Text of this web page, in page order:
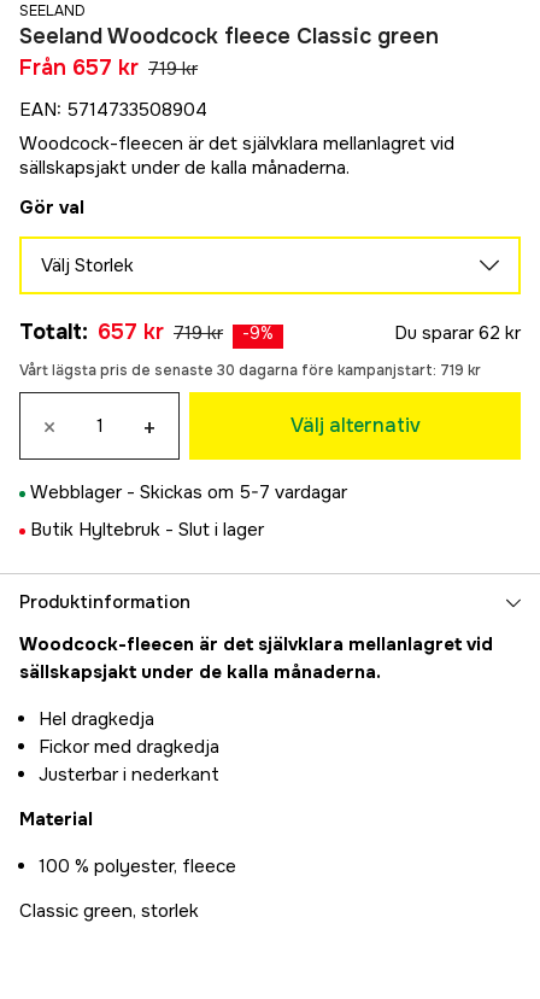
SEELAND
Seeland Woodcock fleece Classic green
Från 657 kr 719 kr
EAN: 5714733508904
Woodcock-fleecen är det självklara mellanlagret vid
sällskapsjakt under de kalla månaderna.
Gör val
Välj Storlek
719 kr
Slutsåld
L
719 kr
Slutsåld
XL
657 kr
3XL
Totalt: 657 kr 719 kr -9% Du sparar 62 kr
Vårt lägsta pris de senaste 30 dagarna före kampanjstart: 719 kr
× + Välj alternativ
Webblager - Skickas om 5-7 vardagar
Butik Hyltebruk - Slut i lager
Produktinformation
Woodcock-fleecen är det självklara mellanlagret vid
sällskapsjakt under de kalla månaderna.
Hel dragkedja
Fickor med dragkedja
Justerbar i nederkant
Material
100 % polyester, fleece
Classic green, storlek